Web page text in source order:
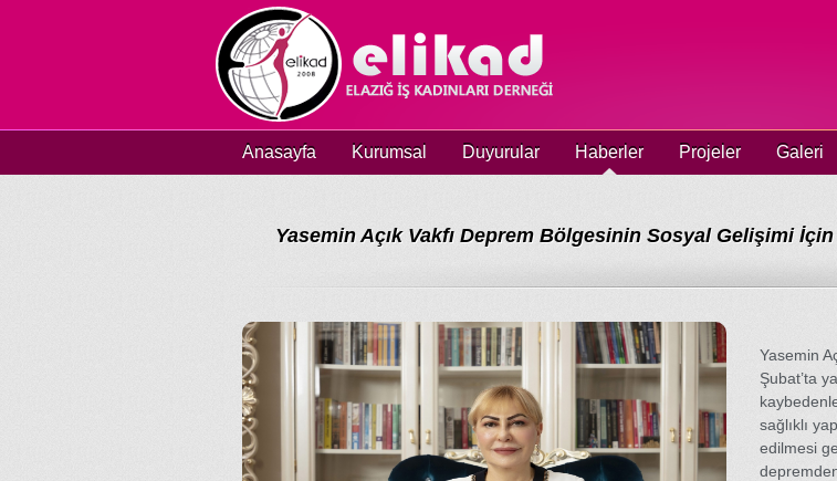
Anasayfa Kurumsal Duyurular Haberler Projeler Galeri
Yasemin Açık Vakfı Deprem Bölgesinin Sosyal Gelişimi
Yasemin
Şubat’ta
sağlıklı
edilmesi